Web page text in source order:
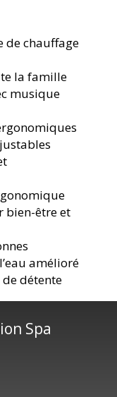
de chauffage
la famille
musique
bien-être et
amélioré
détente
Spa